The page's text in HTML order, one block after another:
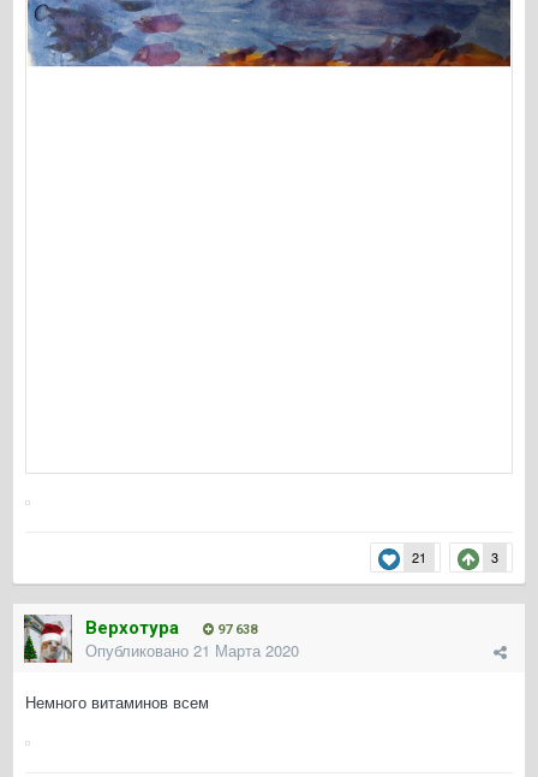
21 3
Верхотура 97 638
Опубликовано 21 Марта 2020
Немного витаминов всем